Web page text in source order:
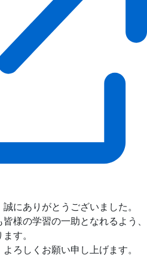
にありがとうございました。
様の学習の一助となれるよう、
す。
ろしくお願い申し上げます。